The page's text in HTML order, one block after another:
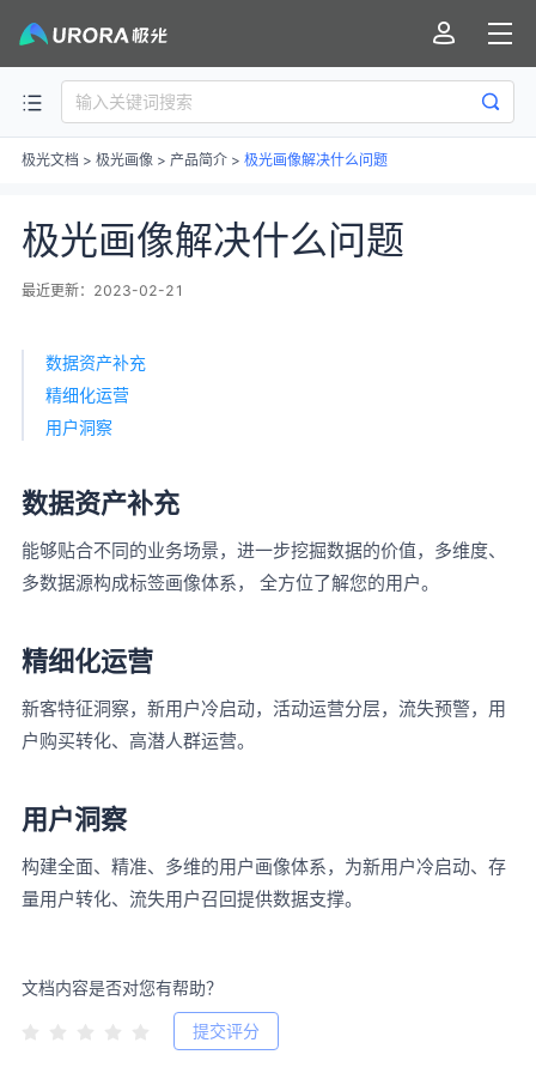
极光文档 > 极光画像 > 产品简介 > 极光画像解决什么问题
极光画像解决什么问题
最近更新：2023-02-21
数据资产补充
精细化运营
用户洞察
数据资产补充
能够贴合不同的业务场景，进一步挖掘数据的价值，多维度、
多数据源构成标签画像体系， 全方位了解您的用户。
精细化运营
新客特征洞察，新用户冷启动，活动运营分层，流失预警，用
户购买转化、高潜人群运营。
用户洞察
构建全面、精准、多维的用户画像体系，为新用户冷启动、存
量用户转化、流失用户召回提供数据支撑。
文档内容是否对您有帮助？
提交评分